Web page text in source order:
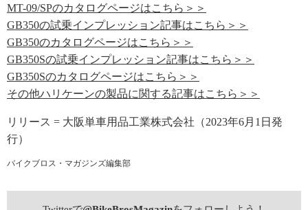
MT-09/SPのカタログページはこちら＞＞
GB350の試乗インプレッション記事はこちら＞＞
GB350のカタログページはこちら＞＞
GB350Sの試乗インプレッション記事はこちら＞＞
GB350Sのカタログページはこちら＞＞
その他ハリケーンの製品に関する記事はこちら＞＞
リリース = 大阪単車用品工業株式会社（2023年6月1日発
行）
バイクブロス・マガジンズ編集部